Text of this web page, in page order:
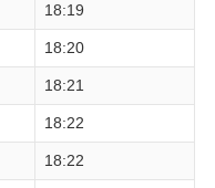
18:19
18:20
18:21
18:22
18:22